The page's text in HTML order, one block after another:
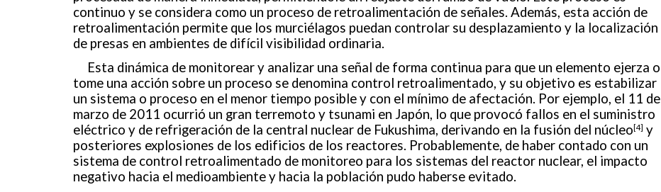
continuo y se considera como un proceso de retroalimentación de señales. Además, esta acción de
retroalimentación permite que los murciélagos puedan controlar su desplazamiento y la localización
de presas en ambientes de difícil visibilidad ordinaria.
Esta dinámica de monitorear y analizar una señal de forma continua para que un elemento ejerza o
tome una acción sobre un proceso se denomina control retroalimentado, y su objetivo es estabilizar
un sistema o proceso en el menor tiempo posible y con el mínimo de afectación. Por ejemplo, el 11 de
marzo de 2011 ocurrió un gran terremoto y tsunami en Japón, lo que provocó fallos en el suministro
eléctrico y de refrigeración de la central nuclear de Fukushima, derivando en la fusión del núcleo [4] y
posteriores explosiones de los edificios de los reactores. Probablemente, de haber contado con un
sistema de control retroalimentado de monitoreo para los sistemas del reactor nuclear, el impacto
negativo hacia el medioambiente y hacia la población pudo haberse evitado.